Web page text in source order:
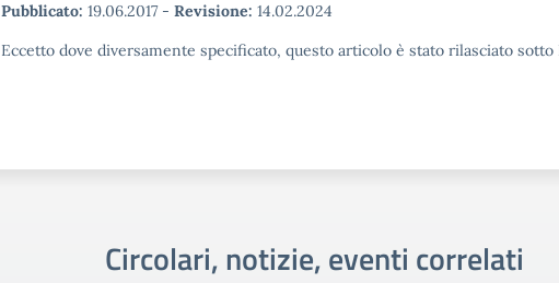
Pubblicato: 19.06.2017 - Revisione: 14.02.2024
Eccetto dove diversamente specificato, questo articolo è stato rilasciato
Circolari, notizie, eventi correlati